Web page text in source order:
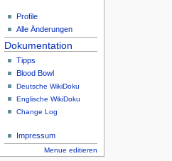
Profile
Alle Änderungen
Dokumentation
Tipps
Blood Bowl
Deutsche WikiDoku
Englische WikiDoku
Change Log
Impressum
Menue editieren